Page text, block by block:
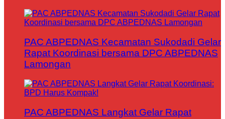
PAC ABPEDNAS Kecamatan Sukodadi Gelar
Rapat Koordinasi bersama DPC ABPEDNAS
Lamongan
PAC ABPEDNAS Langkat Gelar Rapat